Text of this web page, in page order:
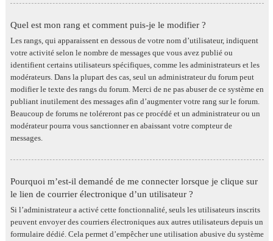
Quel est mon rang et comment puis-je le modifier ?
Les rangs, qui apparaissent en dessous de votre nom d’utilisateur, indiquent
votre activité selon le nombre de messages que vous avez publié ou
identifient certains utilisateurs spécifiques, comme les administrateurs et les
modérateurs. Dans la plupart des cas, seul un administrateur du forum peut
modifier le texte des rangs du forum. Merci de ne pas abuser de ce système en
publiant inutilement des messages afin d’augmenter votre rang sur le forum.
Beaucoup de forums ne toléreront pas ce procédé et un administrateur ou un
modérateur pourra vous sanctionner en abaissant votre compteur de
messages.
Pourquoi m’est-il demandé de me connecter lorsque je clique sur
le lien de courrier électronique d’un utilisateur ?
Si l’administrateur a activé cette fonctionnalité, seuls les utilisateurs inscrits
peuvent envoyer des courriers électroniques aux autres utilisateurs depuis un
formulaire dédié. Cela permet d’empêcher une utilisation abusive du système